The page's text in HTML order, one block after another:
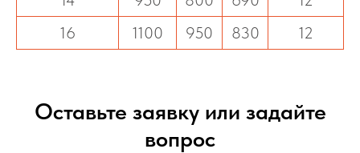
16
1100 950 830 12
Оставьте заявку или задайте
вопрос